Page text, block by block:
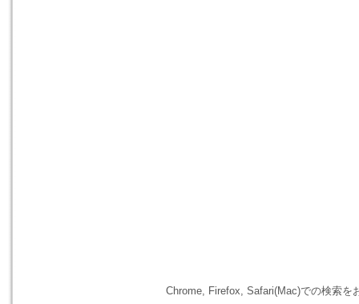
Chrome, Firefox, Safari(Mac)での検索を